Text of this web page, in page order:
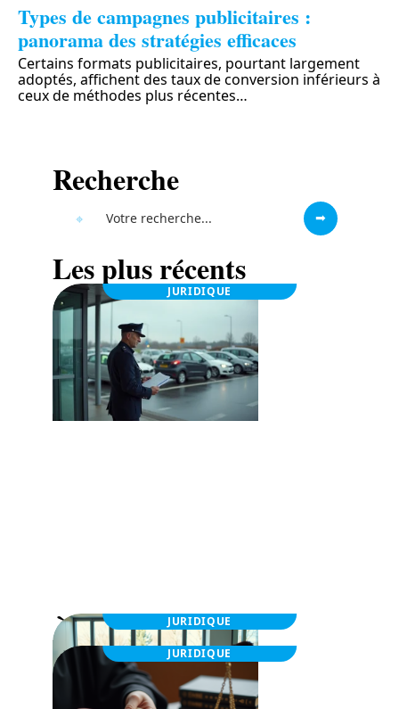
Types de campagnes publicitaires :
panorama des stratégies efficaces
Certains formats publicitaires, pourtant largement
adoptés, affichent des taux de conversion inférieurs à
ceux de méthodes plus récentes…
Recherche
Les plus récents
JURIDIQUE
JURIDIQUE
À la une
JURIDIQUE